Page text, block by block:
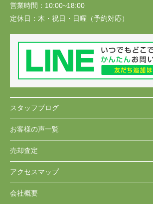
営業時間： 10:00~18:00
定休日： 木・祝日・日曜（予約対応）
スタッフブログ
お客様の声一覧
売却査定
アクセスマップ
会社概要